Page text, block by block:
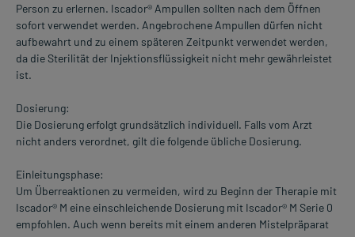
Person zu erlernen. Iscador® Ampullen sollten nach dem Öffnen
sofort verwendet werden. Angebrochene Ampullen dürfen nicht
aufbewahrt und zu einem späteren Zeitpunkt verwendet werden,
da die Sterilität der Injektionsflüssigkeit nicht mehr gewährleistet
ist.
Dosierung:
Die Dosierung erfolgt grundsätzlich individuell. Falls vom Arzt
nicht anders verordnet, gilt die folgende übliche Dosierung.
Einleitungsphase:
Um Überreaktionen zu vermeiden, wird zu Beginn der Therapie mit
Iscador® M eine einschleichende Dosierung mit Iscador® M Serie 0
empfohlen. Auch wenn bereits mit einem anderen Mistelpräparat